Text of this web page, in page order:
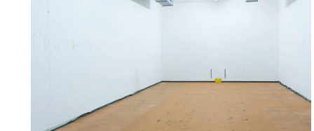
Basement, Unit N-03, approx. 528 m²
Net service charge per m² per month: €5.50